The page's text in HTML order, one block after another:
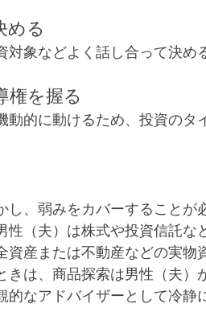
める
対象などよく話し合って決め
を握る
動的に動けるため、投資の
し、弱みをカバーすることが
性（夫）は株式や投資信託
資産または不動産などの実物
きは、商品探索は男性（夫）
的なアドバイザーとして冷静